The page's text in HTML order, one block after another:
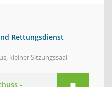
Rettungsdienst
kleiner Sitzungssaal
-